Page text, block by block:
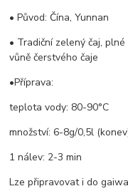
• Původ: Čína, Yunnan
• Tradiční zelený čaj,
vůně čerstvého čaje
•Příprava:
teplota vody: 80-90°C
množství: 6-8g/0,5l
1 nálev: 2-3 min
Lze připravovat i do